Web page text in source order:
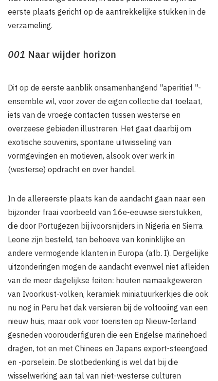
eerste plaats gericht op de aantrekkelijke stukken in de
verzameling.
001 Naar wijder horizon
Dit op de eerste aanblik onsamenhangend "aperitief "-
ensemble wil, voor zover de eigen collectie dat toelaat,
iets van de vroege contacten tussen westerse en
overzeese gebieden illustreren. Het gaat daarbij om
exotische souvenirs, spontane uitwisseling van
vormgevingen en motieven, alsook over werk in
(westerse) opdracht en over handel.
In de allereerste plaats kan de aandacht gaan naar een
bijzonder fraai voorbeeld van 16e-eeuwse sierstukken,
die door Portugezen bij ivoorsnijders in Nigeria en Sierra
Leone zijn besteld, ten behoeve van koninklijke en
andere vermogende klanten in Europa (afb. I). Dergelijke
uitzonderingen mogen de aandacht evenwel niet afleiden
van de meer dagelijkse feiten: houten namaakgeweren
van Ivoorkust-volken, keramiek miniatuurkerkjes die ook
nu nog in Peru het dak versieren bij de voltooiing van een
nieuw huis, maar ook voor toeristen op Nieuw-Ierland
gesneden voorouderfiguren die een Engelse marinehoed
dragen, tot en met Chinees en Japans export-steengoed
en -porselein. De slotbedenking is wel dat bij die
wisselwerking aan tal van niet-westerse culturen